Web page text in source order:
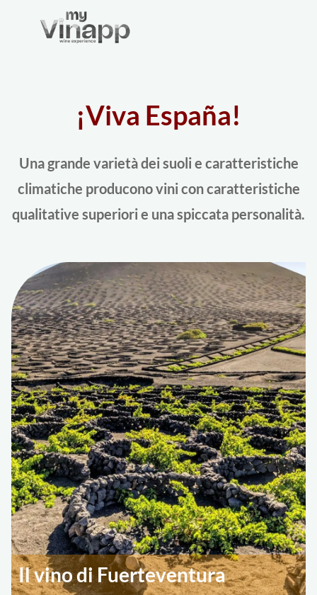
¡Viva España!
Una grande varietà dei suoli e caratteristiche
climatiche producono vini con caratteristiche
qualitative superiori e una spiccata personalità.
Il vino di Fuerteventura